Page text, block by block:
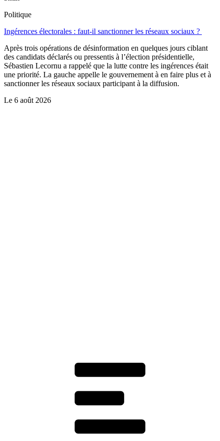
Politique
Ingérences électorales : faut-il sanctionner les réseaux sociaux ?
Après trois opérations de désinformation en quelques jours ciblant
des candidats déclarés ou pressentis à l’élection présidentielle,
Sébastien Lecornu a rappelé que la lutte contre les ingérences était
une priorité. La gauche appelle le gouvernement à en faire plus et à
sanctionner les réseaux sociaux participant à la diffusion.
Le 6 août 2026